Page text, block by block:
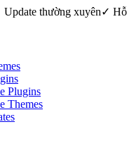
Update thường xuyên✓
Plugins
Themes